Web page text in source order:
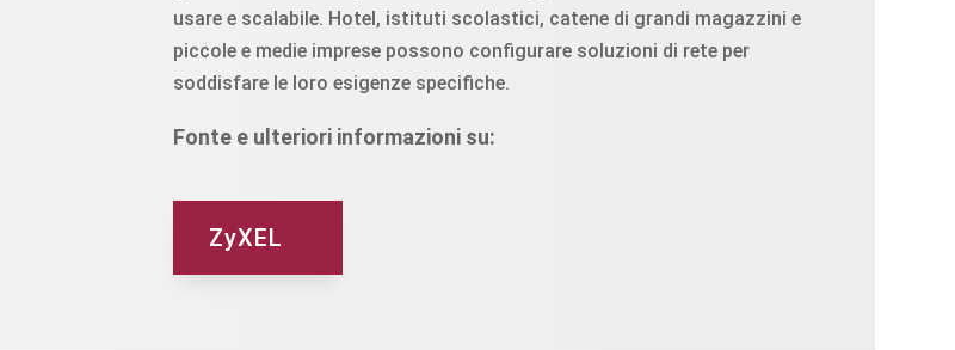
usare e scalabile. Hotel, istituti scolastici, catene di grandi magazzini e
piccole e medie imprese possono configurare soluzioni di rete per
soddisfare le loro esigenze specifiche.
Fonte e ulteriori informazioni su:
ZyXEL